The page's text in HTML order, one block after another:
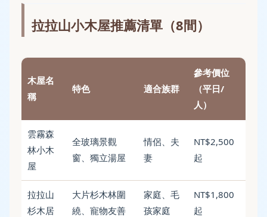
拉拉山小木屋推薦清單（8間）
木屋名
稱
特色 適合族群
參考價位
（平日/
人）
雲霧森
林小木
屋
全玻璃景觀
窗、獨立湯屋
情侶、夫
妻
NT$2,500
起
拉拉山
杉木居
大片杉木林圍
繞、寵物友善
家庭、毛
孩家庭
NT$1,800
起